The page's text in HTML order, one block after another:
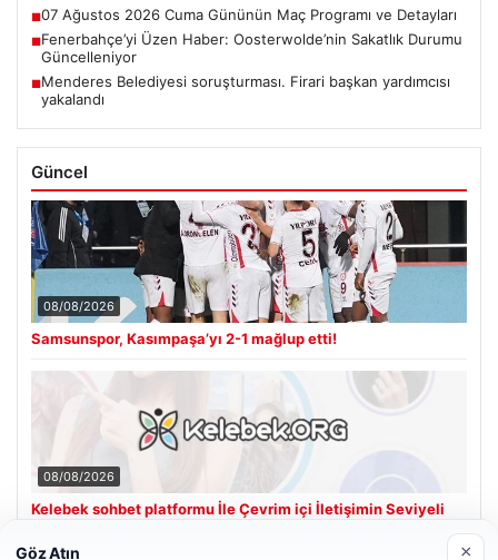
■07 Ağustos 2026 Cuma Gününün Maç Programı ve Detayları
■Fenerbahçe’yi Üzen Haber: Oosterwolde’nin Sakatlık Durumu
Güncelleniyor
■Menderes Belediyesi soruşturması. Firari başkan yardımcısı
yakalandı
Güncel
08/08/2026
Samsunspor, Kasımpaşa’yı 2-1 mağlup etti!
08/08/2026
Kelebek sohbet platformu İle Çevrim içi İletişimin Seviyeli
Göz Atın ×